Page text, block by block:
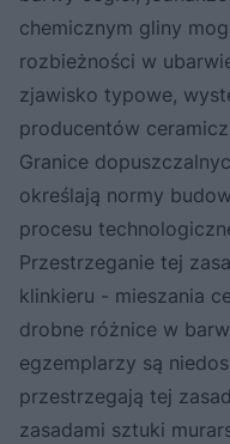
chemicznym gliny
rozbieżności w
zjawisko typowe,
producentów
Granice
określają normy
procesu
Przestrzeganie tej
klinkieru - mieszania
drobne różnice w
egzemplarzy są
przestrzegają tej
zasadami sztuki